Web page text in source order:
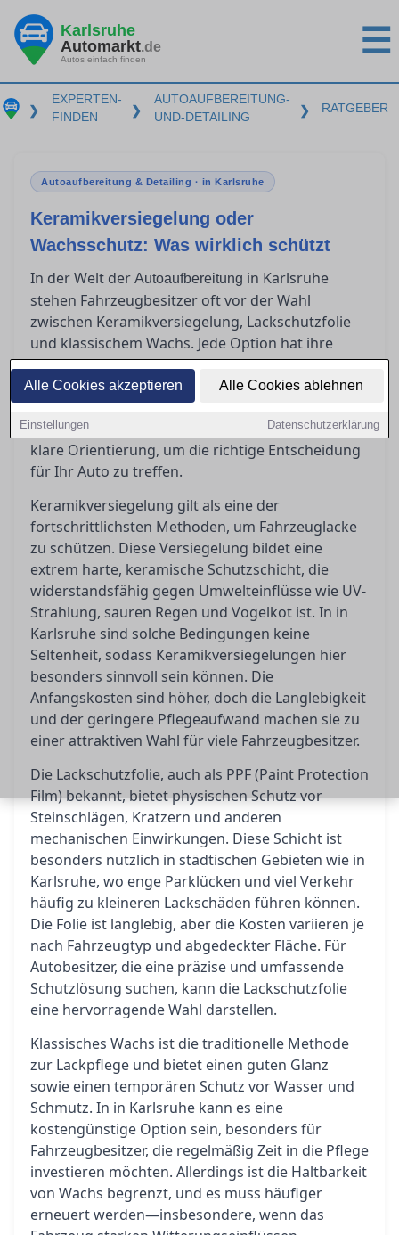
Alle Cookies akzeptieren Alle Cookies ablehnen
Einstellungen Datenschutzerklärung
Karlsruhe
Automarkt.de
Autos einfach finden ☰
❯
EXPERTEN-
FINDEN
❯
AUTOAUFBEREITUNG-
UND-DETAILING
❯ RATGEBER
Autoaufbereitung & Detailing · in Karlsruhe
Keramikversiegelung oder
Wachsschutz: Was wirklich schützt
In der Welt der Autoaufbereitung in Karlsruhe
stehen Fahrzeugbesitzer oft vor der Wahl
zwischen Keramikversiegelung, Lackschutzfolie
und klassischem Wachs. Jede Option hat ihre
eigenen Vorzüge und Herausforderungen in
Bezug auf Haltbarkeit, Kosten und Anwendung.
Doch welche Methode bietet wirklich den besten
Schutz? In diesem Artikel geben wir Ihnen eine
klare Orientierung, um die richtige Entscheidung
für Ihr Auto zu treffen.
Keramikversiegelung gilt als eine der
fortschrittlichsten Methoden, um Fahrzeuglacke
zu schützen. Diese Versiegelung bildet eine
extrem harte, keramische Schutzschicht, die
widerstandsfähig gegen Umwelteinflüsse wie UV-
Strahlung, sauren Regen und Vogelkot ist. In in
Karlsruhe sind solche Bedingungen keine
Seltenheit, sodass Keramikversiegelungen hier
besonders sinnvoll sein können. Die
Anfangskosten sind höher, doch die Langlebigkeit
und der geringere Pflegeaufwand machen sie zu
einer attraktiven Wahl für viele Fahrzeugbesitzer.
Die Lackschutzfolie, auch als PPF (Paint Protection
Film) bekannt, bietet physischen Schutz vor
Steinschlägen, Kratzern und anderen
mechanischen Einwirkungen. Diese Schicht ist
besonders nützlich in städtischen Gebieten wie in
Karlsruhe, wo enge Parklücken und viel Verkehr
häufig zu kleineren Lackschäden führen können.
Die Folie ist langlebig, aber die Kosten variieren je
nach Fahrzeugtyp und abgedeckter Fläche. Für
Autobesitzer, die eine präzise und umfassende
Schutzlösung suchen, kann die Lackschutzfolie
eine hervorragende Wahl darstellen.
Klassisches Wachs ist die traditionelle Methode
zur Lackpflege und bietet einen guten Glanz
sowie einen temporären Schutz vor Wasser und
Schmutz. In in Karlsruhe kann es eine
kostengünstige Option sein, besonders für
Fahrzeugbesitzer, die regelmäßig Zeit in die Pflege
investieren möchten. Allerdings ist die Haltbarkeit
von Wachs begrenzt, und es muss häufiger
erneuert werden—insbesondere, wenn das